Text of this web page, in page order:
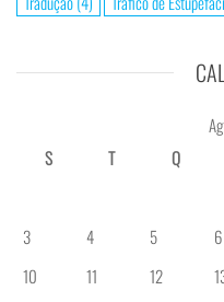
S
T Q
3
4 5 6
10
11 12